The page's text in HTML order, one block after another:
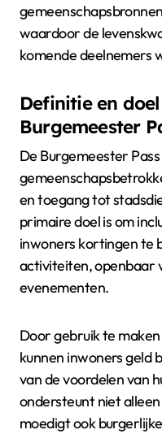
waardoor de
komende deelnemers
Definitie en
Burgemeester
De Burgemeester
en toegang tot
primaire doel is om
inwoners kortingen te
activiteiten, openbaar
evenementen.
Door gebruik te
kunnen inwoners geld
van de voordelen van
ondersteunt niet
moedigt ook